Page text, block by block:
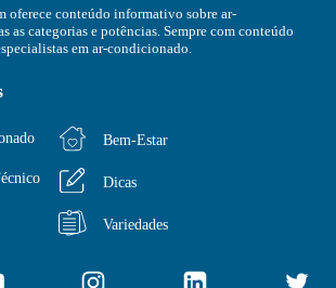
oferece conteúdo informativo sobre ar-
as categorias e potências. Sempre com conteúdo
em ar-condicionado.
Bem-Estar
Dicas
Variedades